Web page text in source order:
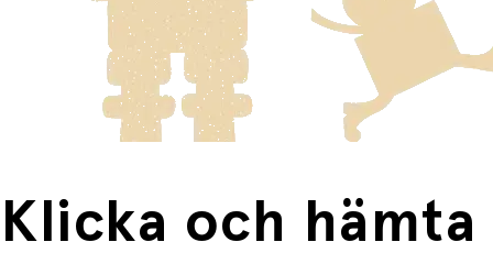
innebär en högre fraktkostnad.
Produkter som omfattas av detta är tydligt märkta, och
frakten för dessa varor visas i kassan.
Fri frakt när du handlar för mer än 1500:-
Klicka och hämta